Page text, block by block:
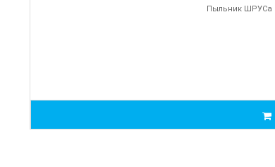
Пыльник ШРУСа